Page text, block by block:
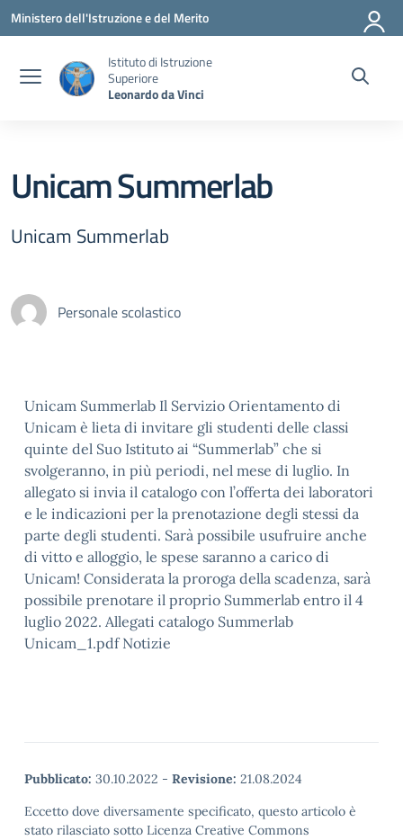
Vai ai contenuti
Vai al menu di navigazione
Vai al footer
Ministero dell'Istruzione e del Merito
Istituto di Istruzione
Superiore
Leonardo da Vinci
Unicam Summerlab
Unicam Summerlab
Personale scolastico
Unicam Summerlab Il Servizio Orientamento di
Unicam è lieta di invitare gli studenti delle classi
quinte del Suo Istituto ai “Summerlab” che si
svolgeranno, in più periodi, nel mese di luglio. In
allegato si invia il catalogo con l’offerta dei laboratori
e le indicazioni per la prenotazione degli stessi da
parte degli studenti. Sarà possibile usufruire anche
di vitto e alloggio, le spese saranno a carico di
Unicam! Considerata la proroga della scadenza, sarà
possibile prenotare il proprio Summerlab entro il 4
luglio 2022. Allegati catalogo Summerlab
Unicam_1.pdf Notizie
Pubblicato: 30.10.2022 - Revisione: 21.08.2024
Eccetto dove diversamente specificato, questo articolo è
stato rilasciato sotto Licenza Creative Commons